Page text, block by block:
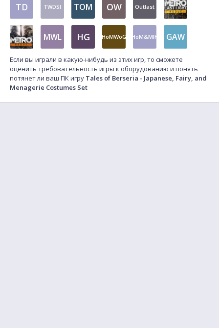
TD TWDSI TOM OW Outlast
MWL HG HoMWoG HoM&MIH GAW
Если вы играли в какую-нибудь из этих игр, то сможете
оценить требовательность игры к оборудованию и понять
потянет ли ваш ПК игру Tales of Berseria - Japanese, Fairy, and
Menagerie Costumes Set